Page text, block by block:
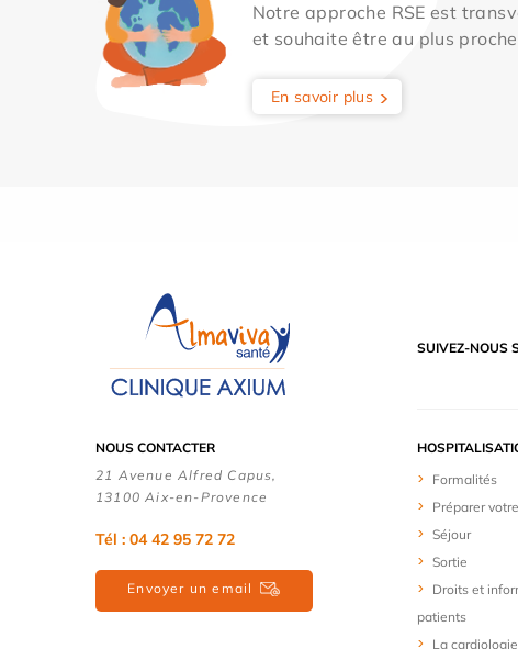
Notre approche RSE est
et souhaite être au plus
En savoir plus
SUIVEZ-NOUS
NOUS CONTACTER
21 Avenue Alfred Capus,
13100 Aix-en-Provence
Tél : 04 42 95 72 72
Envoyer un email
Formalités
Préparer
Séjour
Sortie
Droits et
patients
La cardiologie